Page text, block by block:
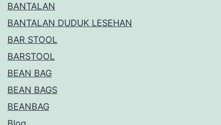
BANTALAN
BANTALAN DUDUK LESEHAN
BAR STOOL
BARSTOOL
BEAN BAG
BEAN BAGS
BEANBAG